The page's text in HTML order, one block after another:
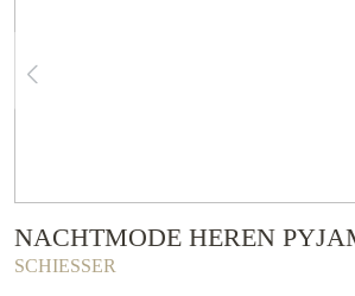
NACHTMODE HEREN
SCHIESSER